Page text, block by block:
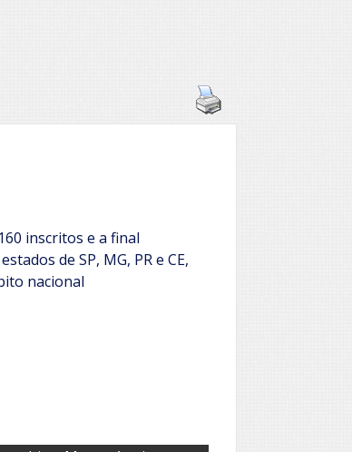
inscritos e a final
de SP, MG, PR e CE,
nacional